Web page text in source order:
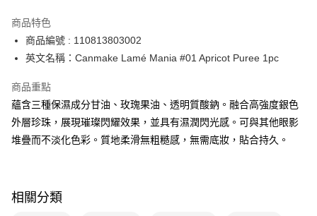
PayMe
WeChat Pay
BoC Pay
送貨方式
順豐自助櫃 - 確認發貨後1-3個工作天送達
順豐站及營業點 - 確認發貨後1-3個工作天送達
商品特色
商品編號 : 110813803002
英文名稱：Canmake Lamé Mania #01 Apricot Puree 1pc
商品重點
蘊含三種保濕成分甘油、玫瑰果油、透明質酸鈉。融合高強度銀色
外層珍珠，展現璀璨閃耀效果，並具有濕潤閃光感。可與其他眼影
堆疊而不淡化色彩。質地柔滑無粗糙感，無需底妝，貼合持久。
相關分類